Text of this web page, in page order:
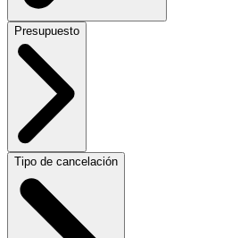
Presupuesto
Tipo de cancelación